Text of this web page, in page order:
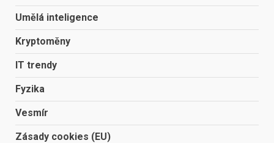
Umělá inteligence
Kryptoměny
IT trendy
Fyzika
Vesmír
Zásady cookies (EU)